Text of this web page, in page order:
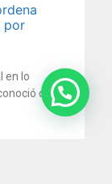
por
en lo
que